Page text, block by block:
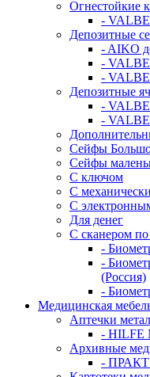
Огнестойкие
-
Депозитные
- AIKO
-
-
Депозитные
-
-
Сейфы
Сейфы
С ключом
С
С
Для денег
С сканером по
-
-
(Россия)
-
Медицинская
Аптечки
- HILFE
Архивные
-